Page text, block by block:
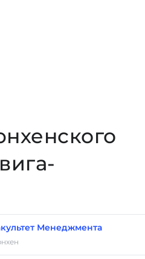
Менеджмента